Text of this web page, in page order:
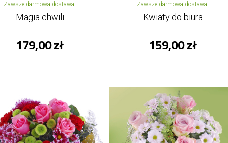
Zawsze darmowa dostawa!
Magia chwili
179,00 zł
Zawsze darmowa dostawa!
Kwiaty do biura
159,00 zł